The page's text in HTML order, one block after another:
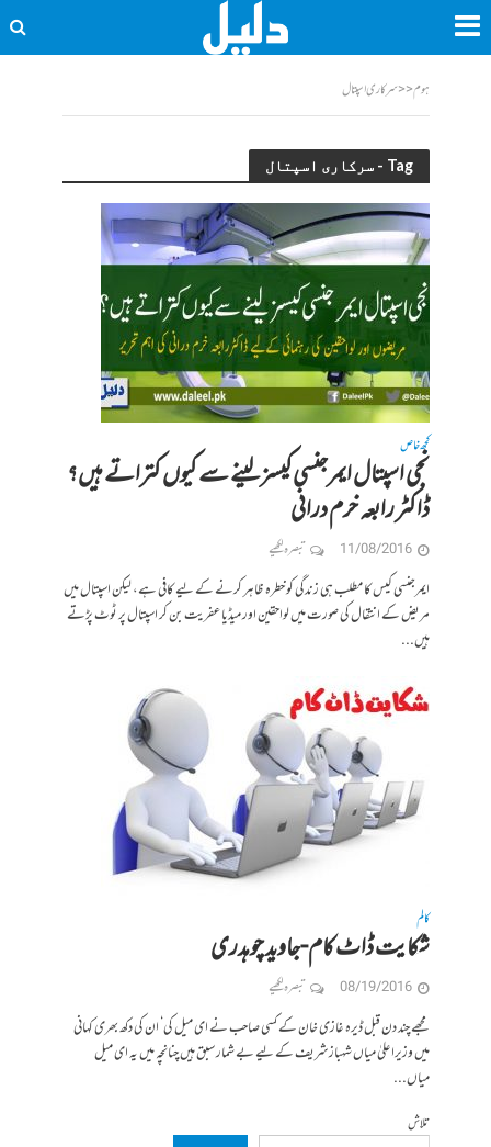
ہوم<<سرکاری اسپتال
Tag - سرکاری اسپتال
کچھ خاص
نجی اسپتال ایمرجنسی کیسز لینے سے کیوں کتراتے ہیں؟
ڈاکٹر رابعہ خرم درانی
11/08/2016 تبصرہ لکھیے
ایمرجنسی کیس کا مطلب ہی زندگی کو خطرہ ظاہر کرنے کے لیے کافی ہے، لیکن اسپتال میں
مریض کے انتقال کی صورت میں لواحقین اور میڈیا عفریت بن کر اسپتال پر ٹوٹ پڑتے
ہیں...
کالم
شکایت ڈاٹ کام-جاوید چوہدری
08/19/2016 تبصرہ لکھیے
مجھے چند دن قبل ڈیرہ غازی خان کے کسی صاحب نے ای میل کی‘ ان کی دکھ بھری کہانی
میں وزیراعلیٰ میاں شہباز شریف کے لیے بے شمار سبق ہیں چنانچہ میں یہ ای میل
میاں...
تلاش